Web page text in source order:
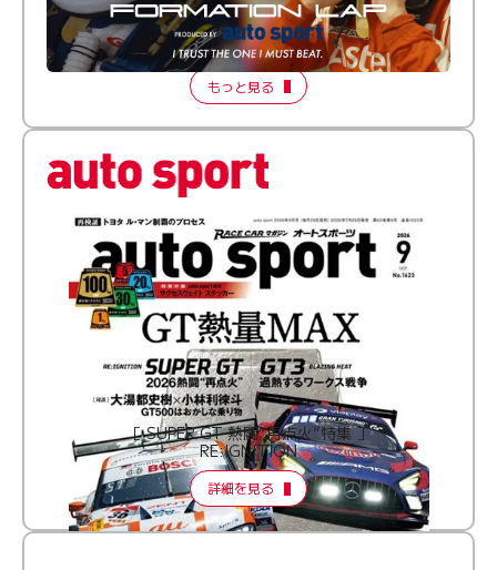
倒す相手を、信じてる。小林利徠斗 × 野村勇斗
【FORMATION LAP Produced by auto sport】
2026 Episode 2
もっと見る
［ SUPER GT 熱闘“再点火”特集 ］
RE:IGNITION
詳細を見る